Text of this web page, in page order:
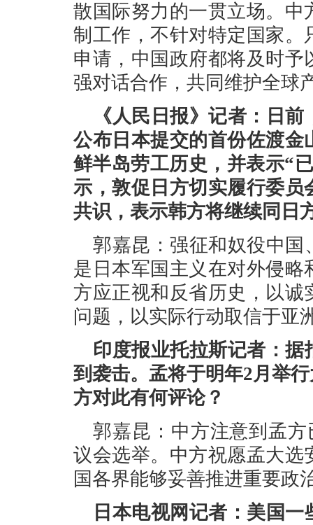
散国际努力的一贯立场。
制工作，不针对特定国家
申请，中国政府都将及时
强对话合作，共同维护全球
《人民日报》记者：日
公布日本提交的首份佐渡
鲜半岛劳工历史，并表示“
示，敦促日方切实履行委
共识，表示韩方将继续同日
郭嘉昆：强征和奴役中国
是日本军国主义在对外侵
方应正视和反省历史，以
问题，以实际行动取信于亚
印度报业托拉斯记者：
到袭击。孟将于明年2月举
方对此有何评论？
郭嘉昆：中方注意到孟
议会选举。中方祝愿孟大
国各界能够妥善推进重要政
日本电视网记者：美国